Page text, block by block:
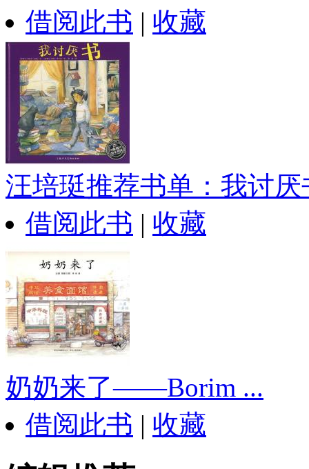
借阅此书 | 收藏
汪培珽推荐书单：我讨厌
借阅此书 | 收藏
奶奶来了——Borim ...
借阅此书 | 收藏